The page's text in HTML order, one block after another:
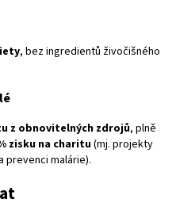
, bez ingredientů živočišného
z obnovitelných zdrojů, plně
zisku na charitu(mj. projekty
prevenci malárie).